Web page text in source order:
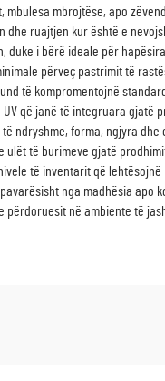
mbulesa mbrojtëse, apo
dhe ruajtjen kur është e
duke i bërë ideale për
përveç pastrimit të
të kompromentojnë
që janë të integruara gjatë
ndryshme, forma, ngjyra
ulët të burimeve gjatë
të inventarit që
nga madhësia apo
në ambiente të